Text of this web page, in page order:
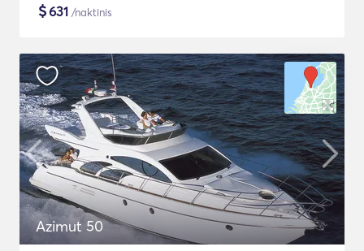
$631 /naktinis
Azimut 50